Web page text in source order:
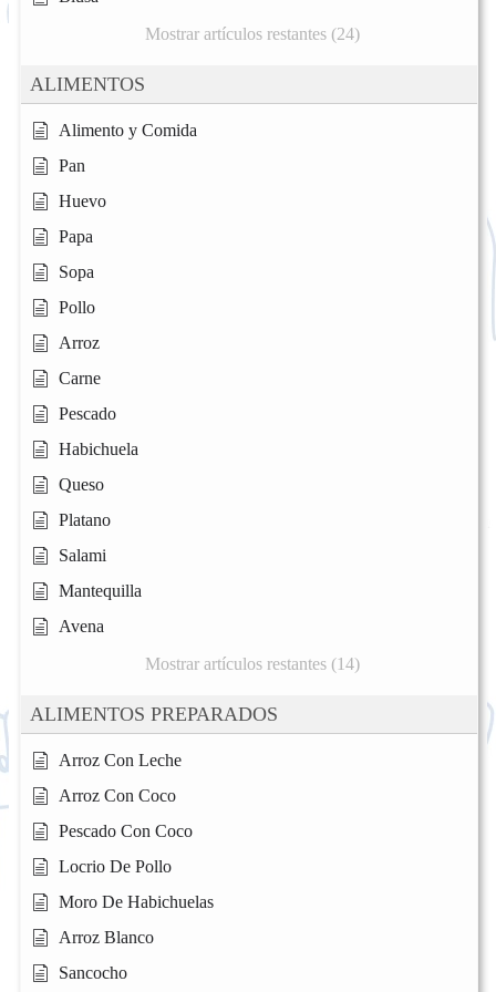
Mostrar artículos restantes (24)
ALIMENTOS
Alimento y Comida
Pan
Huevo
Papa
Sopa
Pollo
Arroz
Carne
Pescado
Habichuela
Queso
Platano
Salami
Mantequilla
Avena
Mostrar artículos restantes (14)
ALIMENTOS PREPARADOS
Arroz Con Leche
Arroz Con Coco
Pescado Con Coco
Locrio De Pollo
Moro De Habichuelas
Arroz Blanco
Sancocho